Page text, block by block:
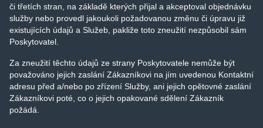
či třetích stran, na základě kterých přijal a akceptoval objednávku
služby nebo provedl jakoukoli požadovanou změnu či úpravu již
existujících údajů a Služeb, pakliže toto zneužití nezpůsobil sám
Poskytovatel.
Za zneužití těchto údajů ze strany Poskytovatele nemůže být
považováno jejich zaslání Zákazníkovi na jím uvedenou Kontaktní
adresu před a/nebo po zřízení Služby, ani jejich opětovné zaslání
Zákazníkovi poté, co o jejich opakované sdělení Zákazník
požádá.